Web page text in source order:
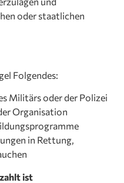
oder staatlichen
Folgendes:
Militärs oder der Polizei
Organisation
in Rettung,
ist